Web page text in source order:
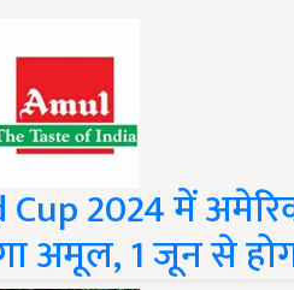
2024 में
अमूल, 1 जून से